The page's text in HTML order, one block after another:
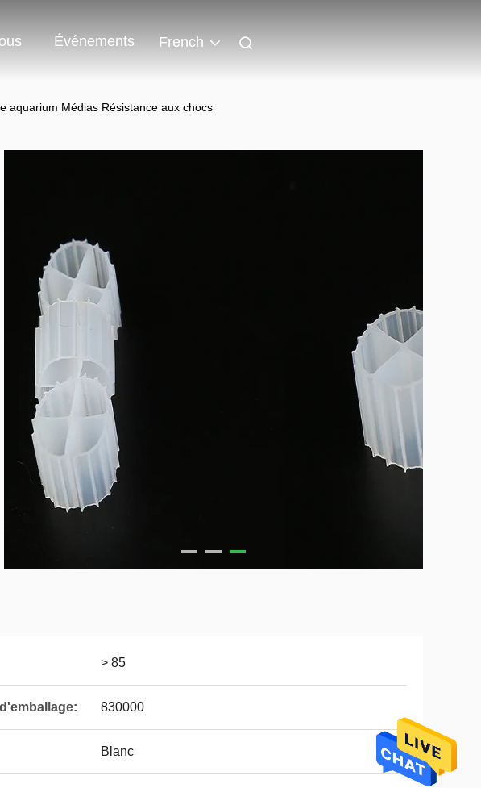
Événements French
aquarium Médias Résistance aux chocs
> 85
830000
Blanc